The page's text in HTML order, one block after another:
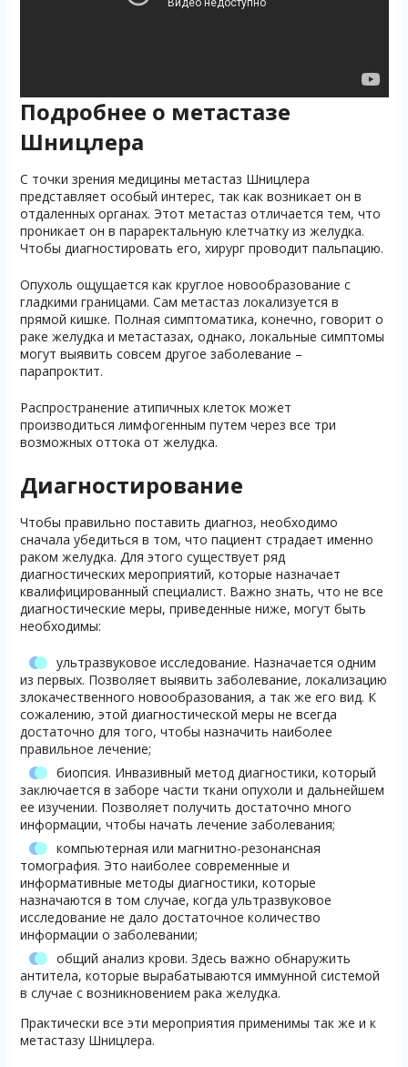
Подробнее о метастазе
Шницлера
С точки зрения медицины метастаз Шницлера
представляет особый интерес, так как возникает он в
отдаленных органах. Этот метастаз отличается тем, что
проникает он в параректальную клетчатку из желудка.
Чтобы диагностировать его, хирург проводит пальпацию.
Опухоль ощущается как круглое новообразование с
гладкими границами. Сам метастаз локализуется в
прямой кишке. Полная симптоматика, конечно, говорит о
раке желудка и метастазах, однако, локальные симптомы
могут выявить совсем другое заболевание –
парапроктит.
Распространение атипичных клеток может
производиться лимфогенным путем через все три
возможных оттока от желудка.
Диагностирование
Чтобы правильно поставить диагноз, необходимо
сначала убедиться в том, что пациент страдает именно
раком желудка. Для этого существует ряд
диагностических мероприятий, которые назначает
квалифицированный специалист. Важно знать, что не все
диагностические меры, приведенные ниже, могут быть
необходимы:
ультразвуковое исследование. Назначается одним
из первых. Позволяет выявить заболевание, локализацию
злокачественного новообразования, а так же его вид. К
сожалению, этой диагностической меры не всегда
достаточно для того, чтобы назначить наиболее
правильное лечение;
биопсия. Инвазивный метод диагностики, который
заключается в заборе части ткани опухоли и дальнейшем
ее изучении. Позволяет получить достаточно много
информации, чтобы начать лечение заболевания;
компьютерная или магнитно-резонансная
томография. Это наиболее современные и
информативные методы диагностики, которые
назначаются в том случае, когда ультразвуковое
исследование не дало достаточное количество
информации о заболевании;
общий анализ крови. Здесь важно обнаружить
антитела, которые вырабатываются иммунной системой
в случае с возникновением рака желудка.
Практически все эти мероприятия применимы так же и к
метастазу Шницлера.